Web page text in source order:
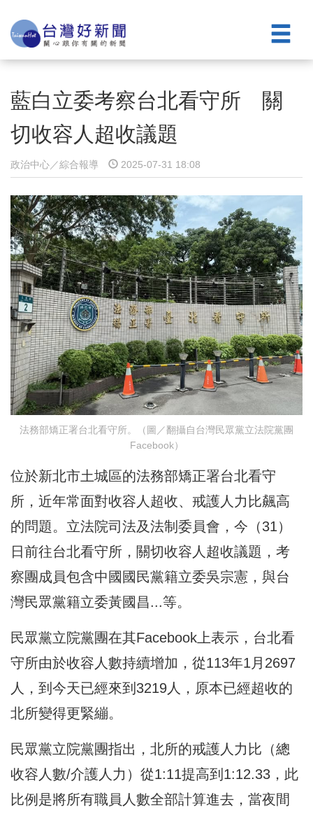
藍白立委考察台北看守所 關
切收容人超收議題
政治中心／綜合報導 2025-07-31 18:08
法務部矯正署台北看守所。（圖／翻攝自台灣民眾黨立法院黨團
Facebook）
位於新北市土城區的法務部矯正署台北看守
所，近年常面對收容人超收、戒護人力比飆高
的問題。立法院司法及法制委員會，今（31）
日前往台北看守所，關切收容人超收議題，考
察團成員包含中國國民黨籍立委吳宗憲，與台
灣民眾黨籍立委黃國昌...等。
民眾黨立院黨團在其Facebook上表示，台北看
守所由於收容人數持續增加，從113年1月2697
人，到今天已經來到3219人，原本已經超收的
北所變得更緊繃。
民眾黨立院黨團指出，北所的戒護人力比（總
收容人數/介護人力）從1:11提高到1:12.33，此
比例是將所有職員人數全部計算進去，當夜間